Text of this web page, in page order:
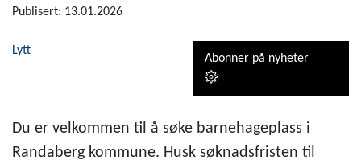
Publisert: 13.01.2026
Lytt
Abonner på nyheter
Du er velkommen til å søke barnehageplass i
Randaberg kommune. Husk søknadsfristen til